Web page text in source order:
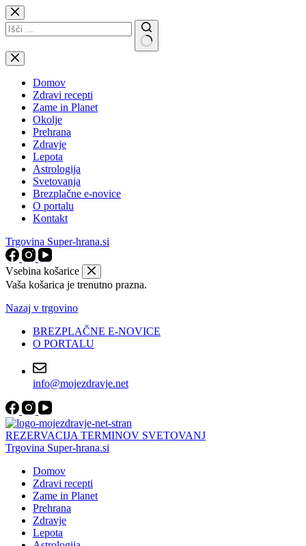
Skip
to
content
No
results
Domov
Zdravi recepti
Zame in Planet
Okolje
Prehrana
Zdravje
Lepota
Astrologija
Svetovanja
Brezplačne e-novice
O portalu
Kontakt
Trgovina Super-hrana.si
Vsebina košarice
Vaša košarica je trenutno prazna.
Nazaj v trgovino
BREZPLAČNE E-NOVICE
O PORTALU
info@mojezdravje.net
REZERVACIJA TERMINOV SVETOVANJ
Trgovina Super-hrana.si
Domov
Zdravi recepti
Zame in Planet
Prehrana
Zdravje
Lepota